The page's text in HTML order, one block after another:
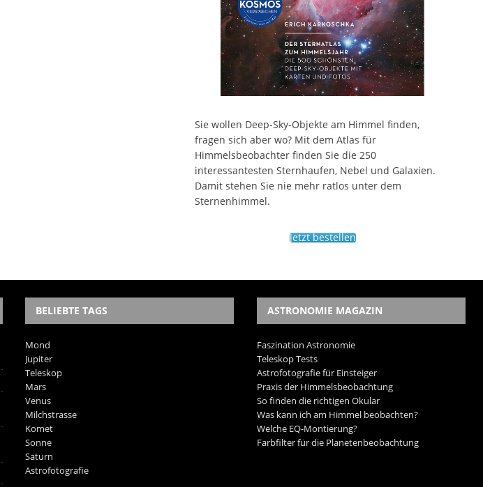
Sie wollen Deep-Sky-Objekte am Himmel finden,
fragen sich aber wo? Mit dem Atlas für
Himmelsbeobachter finden Sie die 250
interessantesten Sternhaufen, Nebel und Galaxien.
Damit stehen Sie nie mehr ratlos unter dem
Sternenhimmel.
Jetzt bestellen
BELIEBTE TAGS
Mond
Jupiter
Teleskop
Mars
Venus
Milchstrasse
Komet
Sonne
Saturn
Astrofotografie
ASTRONOMIE MAGAZIN
Faszination Astronomie
Teleskop Tests
Astrofotografie für Einsteiger
Praxis der Himmelsbeobachtung
So finden die richtigen Okular
Was kann ich am Himmel beobachten?
Welche EQ-Montierung?
Farbfilter für die Planetenbeobachtung